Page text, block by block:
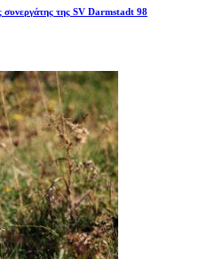
συνεργάτης της SV Darmstadt 98